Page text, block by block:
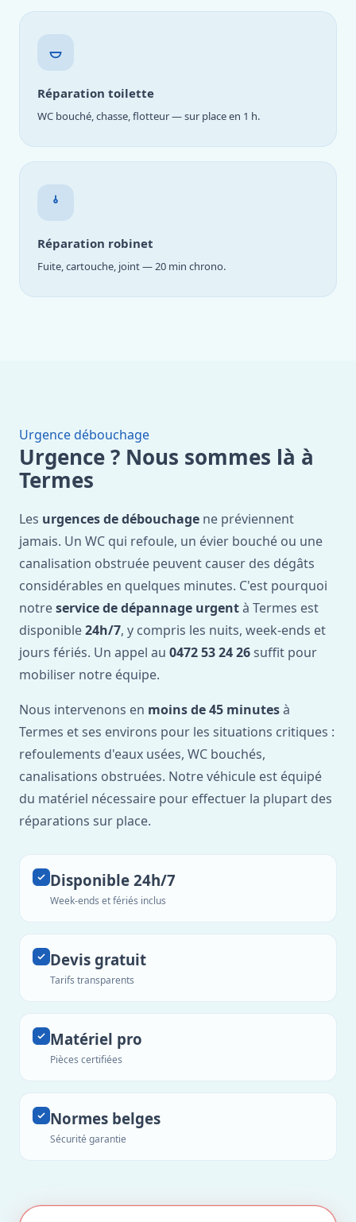
Réparation toilette
WC bouché, chasse, flotteur — sur place en 1 h.
Réparation robinet
Fuite, cartouche, joint — 20 min chrono.
Urgence débouchage
Urgence ? Nous sommes là à
Termes
Les urgences de débouchage ne préviennent
jamais. Un WC qui refoule, un évier bouché ou une
canalisation obstruée peuvent causer des dégâts
considérables en quelques minutes. C'est pourquoi
notreservice de dépannage urgentà Termes est
disponible24h/7, y compris les nuits, week-ends et
jours fériés. Un appel au 0472 53 24 26 suffit pour
mobiliser notre équipe.
Nous intervenons en moins de 45 minutesà
Termes et ses environs pour les situations critiques :
refoulements d'eaux usées, WC bouchés,
canalisations obstruées. Notre véhicule est équipé
du matériel nécessaire pour effectuer la plupart des
réparations sur place.
Disponible 24h/7
Week-ends et fériés inclus
Devis gratuit
Tarifs transparents
Matériel pro
Pièces certifiées
Normes belges
Sécurité garantie